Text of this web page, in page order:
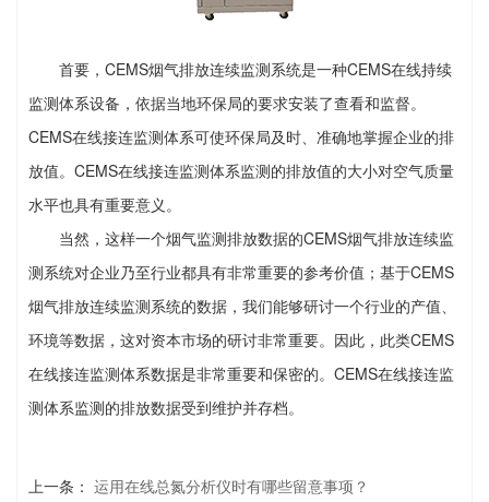
首要，CEMS烟气排放连续监测系统是一种CEMS在线持续
监测体系设备，依据当地环保局的要求安装了查看和监督。
CEMS在线接连监测体系可使环保局及时、准确地掌握企业的排
放值。CEMS在线接连监测体系监测的排放值的大小对空气质量
水平也具有重要意义。
当然，这样一个烟气监测排放数据的CEMS烟气排放连续监
测系统对企业乃至行业都具有非常重要的参考价值；基于CEMS
烟气排放连续监测系统的数据，我们能够研讨一个行业的产值、
环境等数据，这对资本市场的研讨非常重要。因此，此类CEMS
在线接连监测体系数据是非常重要和保密的。CEMS在线接连监
测体系监测的排放数据受到维护并存档。
上一条： 运用在线总氮分析仪时有哪些留意事项？